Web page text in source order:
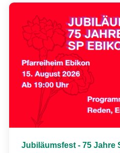
Jubiläumsfest - 75 Jahre